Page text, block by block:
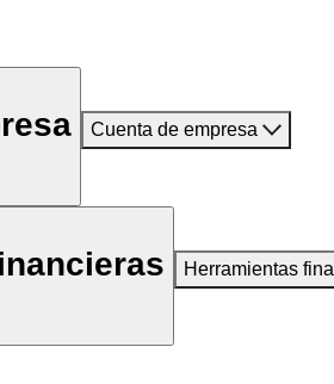
Cuenta de empresa
Herramientas